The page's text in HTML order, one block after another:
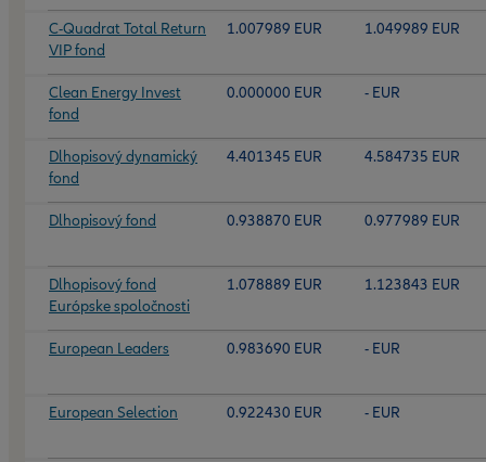
C-Quadrat Total Return
VIP fond
1.007989 EUR 1.049989 EUR
Clean Energy Invest
fond
0.000000 EUR - EUR
Dlhopisový dynamický
fond
4.401345 EUR 4.584735 EUR
Dlhopisový fond 0.938870 EUR 0.977989 EUR
Dlhopisový fond
Európske spoločnosti
1.078889 EUR 1.123843 EUR
European Leaders 0.983690 EUR - EUR
European Selection 0.922430 EUR - EUR